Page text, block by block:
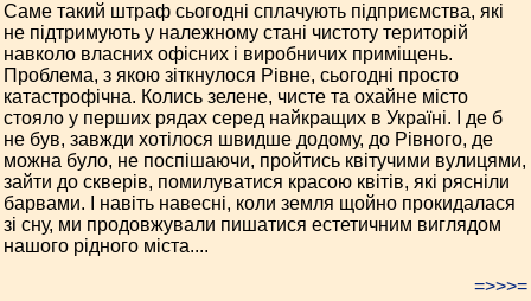
Саме такий штраф сьогодні сплачують підприємства, які
не підтримують у належному стані чистоту територій
навколо власних офісних і виробничих приміщень.
Проблема, з якою зіткнулося Рівне, сьогодні просто
катастрофічна. Колись зелене, чисте та охайне місто
стояло у перших рядах серед найкращих в Україні. І де б
не був, завжди хотілося швидше додому, до Рівного, де
можна було, не поспішаючи, пройтись квітучими вулицями,
зайти до скверів, помилуватися красою квітів, які рясніли
барвами. І навіть навесні, коли земля щойно прокидалася
зі сну, ми продовжували пишатися естетичним виглядом
нашого рідного міста....
=>>>=